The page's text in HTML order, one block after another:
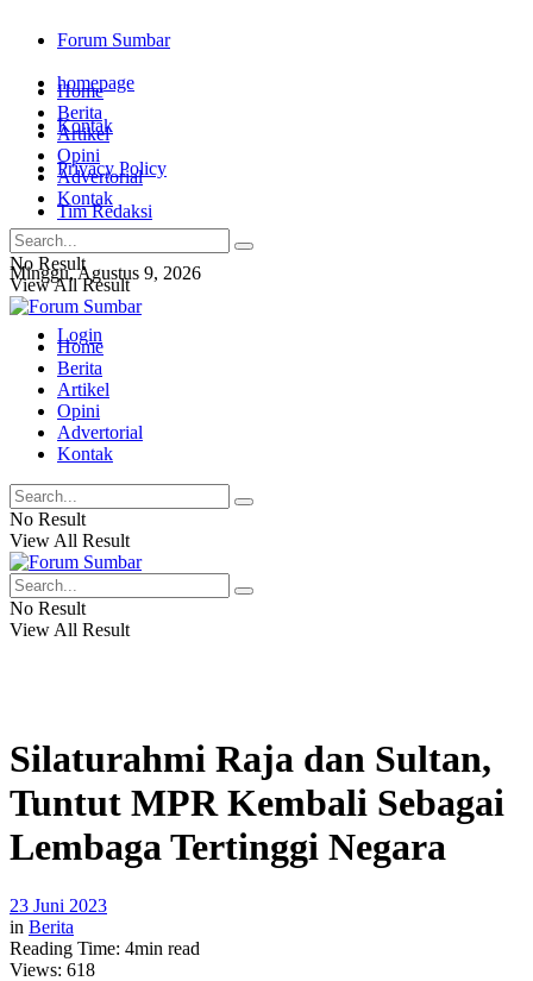
Forum Sumbar
homepage
Kontak
Privacy Policy
Tim Redaksi
Minggu, Agustus 9, 2026
Login
Home
Berita
Artikel
Opini
Advertorial
Kontak
No Result
View All Result
Home
Berita
Artikel
Opini
Advertorial
Kontak
No Result
View All Result
No Result
View All Result
Silaturahmi Raja dan Sultan,
Tuntut MPR Kembali Sebagai
Lembaga Tertinggi Negara
23 Juni 2023
in Berita
Reading Time: 4min read
Views: 618